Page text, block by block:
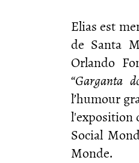
Elias est
de Santa
Orlando
“Garganta
l’humour
l'exposition
Social
Monde.